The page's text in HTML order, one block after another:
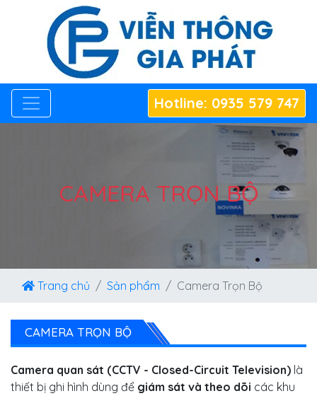
Hotline: 0935 579 747
CAMERA TRỌN BỘ
Trang chủ Sản phẩm Camera Trọn Bộ
CAMERA TRỌN BỘ
Camera quan sát (CCTV - Closed-Circuit Television) là
thiết bị ghi hình dùng để giám sát và theo dõi các khu